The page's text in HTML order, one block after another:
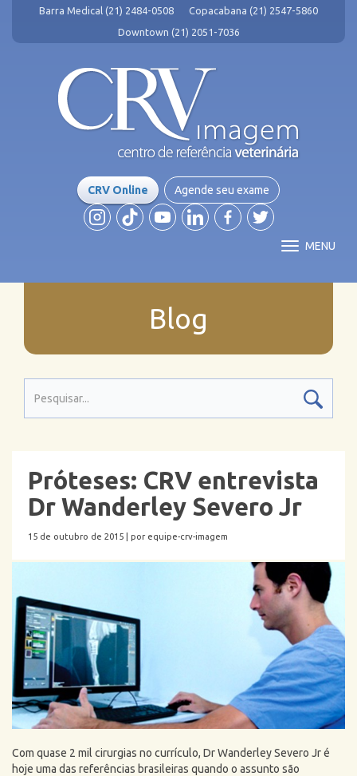
Barra Medical (21) 2484-0508
Copacabana (21) 2547-5860
Downtown (21) 2051-7036
CRV Online Agende seu exame
MENU
Blog
Próteses: CRV entrevista
Dr Wanderley Severo Jr
15 de outubro de 2015 | por equipe-crv-imagem
Com quase 2 mil cirurgias no currículo, Dr Wanderley Severo Jr é
hoje uma das referências brasileiras quando o assunto são